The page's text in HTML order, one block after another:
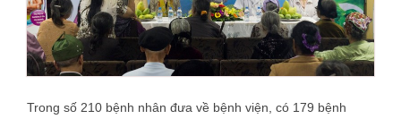
Trong số 210 bệnh nhân đưa về bệnh viện, có 179 bệnh